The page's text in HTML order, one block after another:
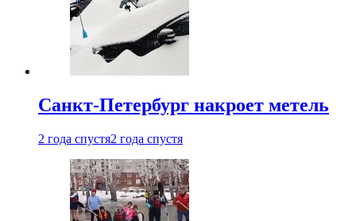
Санкт-Петербург накроет метель
2 года спустя2 года спустя